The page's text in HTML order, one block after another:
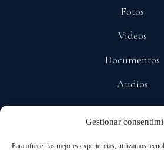
Gestionar
Para ofrecer las mejores experiencias, utilizamos
Fotos
Videos
Documentos
Audios